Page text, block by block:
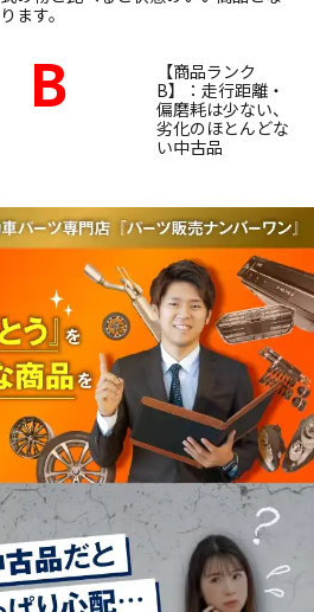
ります。
B
【商品ランク
B】：走行距離・
偏磨耗は少ない、
劣化のほとんどな
い中古品